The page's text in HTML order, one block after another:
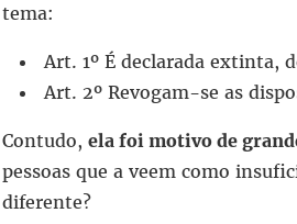
tema:
Art. 1º É declarada extinta,
Art. 2º Revogam-se as
Contudo, ela foi motivo de
pessoas que a veem como
diferente?